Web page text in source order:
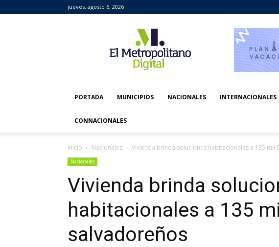
jueves, agosto 6, 2026
Metropolitano
Digital
PORTADA MUNICIPIOS NACIONALES INTERNACIONALES
CONNACIONALES
Inicio Nacionales Vivienda brinda soluciones habitacionales a 135 mil
Nacionales
Vivienda brinda
habitacionales a 135
salvadoreños